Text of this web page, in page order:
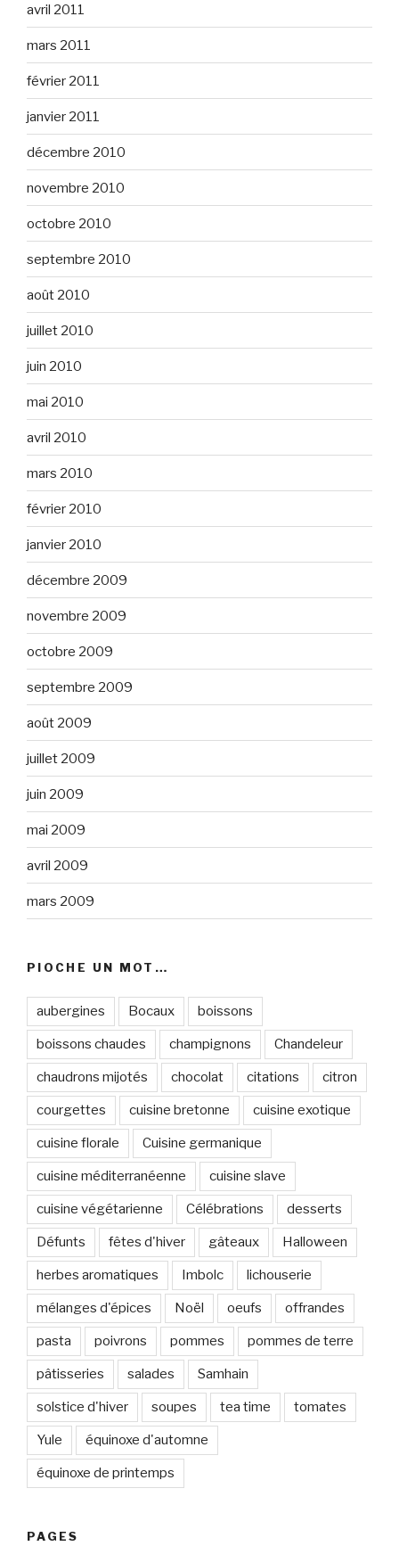
avril 2011
mars 2011
février 2011
janvier 2011
décembre 2010
novembre 2010
octobre 2010
septembre 2010
août 2010
juillet 2010
juin 2010
mai 2010
avril 2010
mars 2010
février 2010
janvier 2010
décembre 2009
novembre 2009
octobre 2009
septembre 2009
août 2009
juillet 2009
juin 2009
mai 2009
avril 2009
mars 2009
PIOCHE UN MOT…
aubergines Bocaux boissons
boissons chaudes champignons Chandeleur
chaudrons mijotés chocolat citations citron
courgettes cuisine bretonne cuisine exotique
cuisine florale Cuisine germanique
cuisine méditerranéenne cuisine slave
cuisine végétarienne Célébrations desserts
Défunts fêtes d'hiver gâteaux Halloween
herbes aromatiques Imbolc lichouserie
mélanges d'épices Noël oeufs offrandes
pasta poivrons pommes pommes de terre
pâtisseries salades Samhain
solstice d'hiver soupes tea time tomates
Yule équinoxe d'automne
équinoxe de printemps
PAGES